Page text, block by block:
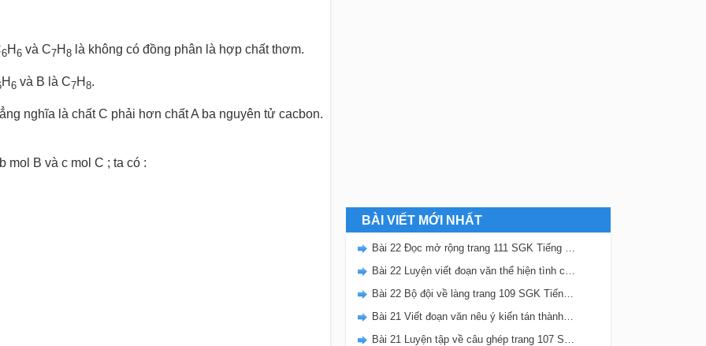
6H 6và C7H 8là không có đồng phân là hợp chất thơm.
H 6và B là C7H 8.
nghĩa là chất C phải hơn chất A ba nguyên tử cacbon.
mol B và c mol C ; ta có :
BÀI VIẾT MỚI NHẤT
Bài 22 Đọc mở rộng trang 111 SGK Tiếng Việt 5 Kết nối tri thức tập 2
Bài 22 Luyện viết đoạn văn thể hiện tình cảm, cảm xúc về một sự việc trang 111 SGK Tiếng Việt 5 Kết nối tri thức tập 2
Bài 22 Bộ đội về làng trang 109 SGK Tiếng Việt 5 Kết nối tri thức tập 2
Bài 21 Viết đoạn văn nêu ý kiến tán thành một sự việc, hiện tượng (Bài viết số 2) trang 108 SGK Tiếng Việt 5 Kết nối tri thức tập 2
Bài 21 Luyện tập về câu ghép trang 107 SGK Tiếng Việt 5 Kết nối tri thức tập 2